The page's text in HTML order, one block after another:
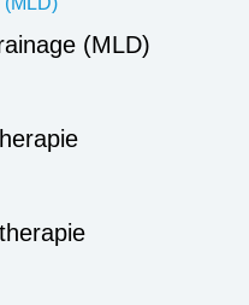
(MLD)